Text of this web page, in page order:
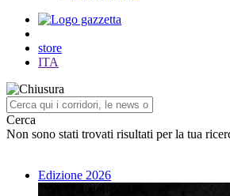
store
ITA
Cerca
Non sono stati trovati risultati per la tua
Edizione 2026